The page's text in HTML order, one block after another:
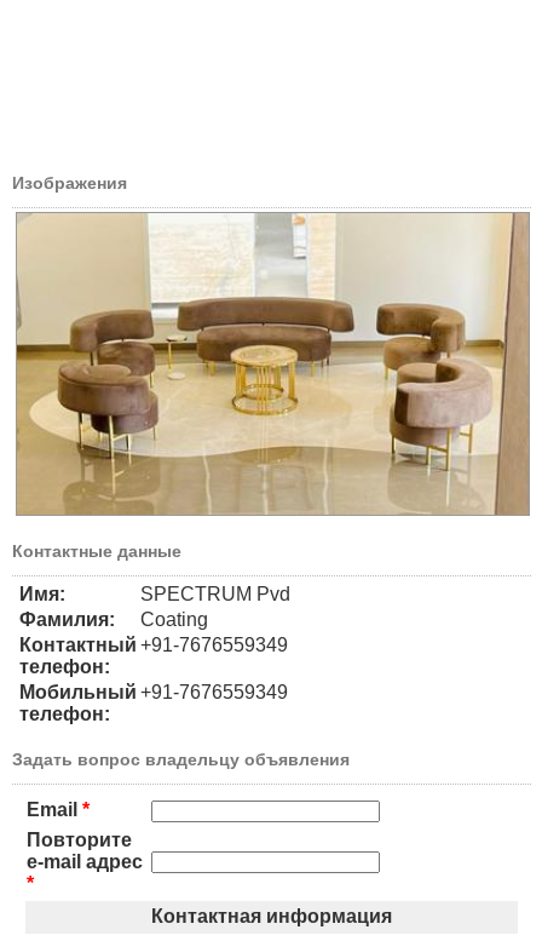
Изображения
Контактные данные
Имя:
SPECTRUM Pvd
Фамилия:
Coating
Контактный
телефон:
+91-7676559349
Мобильный
телефон:
+91-7676559349
Задать вопрос владельцу объявления
Email *
Повторите
e-mail адрес
*
Контактная информация